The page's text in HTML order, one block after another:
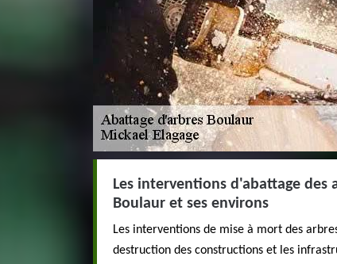
Les interventions d'abattage des
Boulaur et ses environs
Les interventions de mise à mort des
destruction des constructions et les